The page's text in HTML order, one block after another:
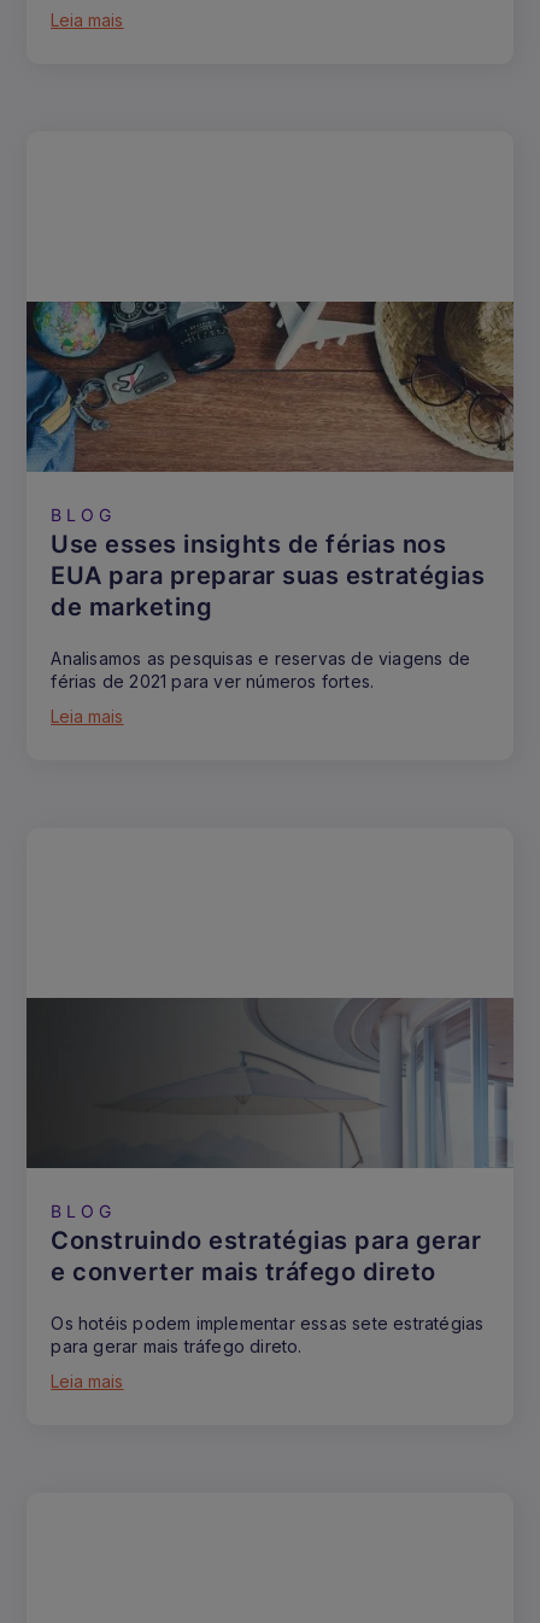
Leia mais
BLOG
Use esses insights de férias nos
EUA para preparar suas estratégias
de marketing
Analisamos as pesquisas e reservas de viagens de
férias de 2021 para ver números fortes.
Leia mais
BLOG
Construindo estratégias para gerar
e converter mais tráfego direto
Os hotéis podem implementar essas sete estratégias
para gerar mais tráfego direto.
Leia mais